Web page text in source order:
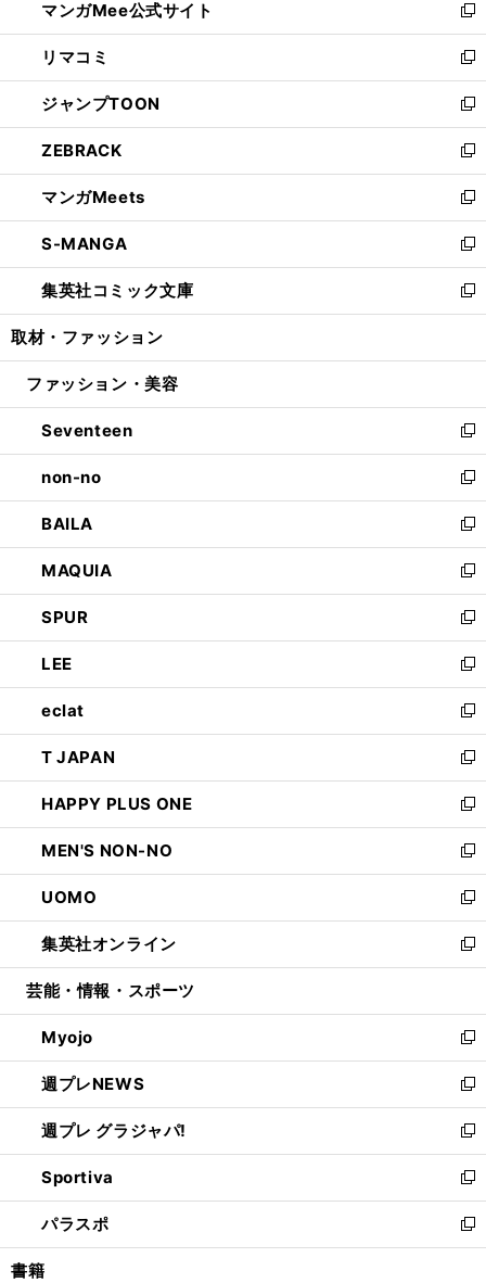
く
ド
ウ
で
開
く
ィ
ン
ド
ウ
で
開
く
い
ウ
ィ
ン
ド
ウ
で
開
く
マンガMee公式サイト
新
し
い
ウ
ィ
ン
ド
ウ
で
開
く
リマコミ
新
し
い
ウ
ィ
ン
ド
ウ
で
開
く
ジャンプTOON
新
し
い
ウ
ィ
ン
ド
ウ
で
開
ZEBRACK
新
し
い
ウ
ィ
ン
ド
ウ
開
マンガMeets
新
し
い
ウ
ィ
ン
ウ
開
く
S-MANGA
新
し
い
ウ
ン
ウ
で
開
く
集英社コミック文庫
新
し
ウ
ン
ド
ウ
で
開
く
取材・ファッション
ファッション・美容
Seventeen
新
し
い
ウ
ィ
ン
ド
ウ
で
開
く
non-no
新
し
い
ウ
ィ
ン
ド
ウ
で
開
く
BAILA
新
し
い
ウ
ィ
ン
ド
ウ
で
開
く
MAQUIA
新
し
い
ウ
ィ
ン
ド
ウ
で
開
く
SPUR
新
し
い
ウ
ィ
ン
ド
ウ
で
開
く
LEE
新
し
い
ウ
ィ
ン
ド
ウ
で
開
く
eclat
新
し
い
ウ
ィ
ン
ド
ウ
で
開
く
T JAPAN
新
し
い
ウ
ィ
ン
ド
ウ
で
開
HAPPY PLUS ONE
新
し
い
ウ
ィ
ン
ド
ウ
開
く
MEN'S NON-NO
新
し
い
ウ
ィ
ン
ウ
で
開
く
UOMO
新
し
い
ウ
ン
ド
ウ
で
開
く
集英社オンライン
新
し
ウ
ィ
ン
ド
ウ
で
開
く
芸能・情報・スポーツ
Myojo
新
し
い
ウ
ィ
ン
ド
ウ
で
開
週プレNEWS
新
し
い
ウ
ィ
ン
ド
ウ
週プレ グラジャパ!
新
し
い
ウ
ィ
ン
Sportiva
新
し
い
ウ
パラスポ
新
し
書籍